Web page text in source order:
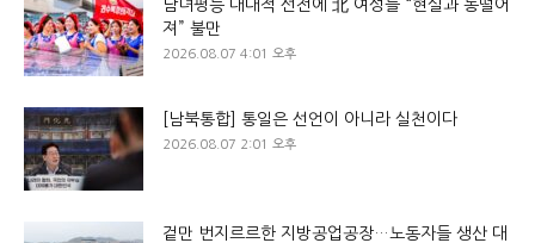
남녀평등 대대적 선전에 北 여성들 “현실과 동떨어
져” 불만
2026.08.07 4:01 오후
[남북통합] 통일은 선언이 아니라 실천이다
2026.08.07 2:01 오후
겉만 번지르르한 지방공업공장…노동자들 생산 대